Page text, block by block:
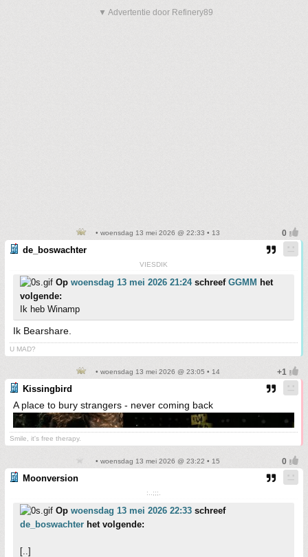
▼ Advertentie door Refinery89
• woensdag 13 mei 2026 @ 22:33 • 13
de_boswachter
VIESDIK
Op woensdag 13 mei 2026 21:24schreef GGMM het
volgende:
Ik heb Winamp
Ik Bearshare.
U MAD?
• woensdag 13 mei 2026 @ 23:05 • 14
Kissingbird
A place to bury strangers - never coming back
Smile, it's free therapy.
• woensdag 13 mei 2026 @ 23:22 • 15
Moonversion
:..;;;.
Op woensdag 13 mei 2026 22:33 schreef
de_boswachter het volgende:
[..]